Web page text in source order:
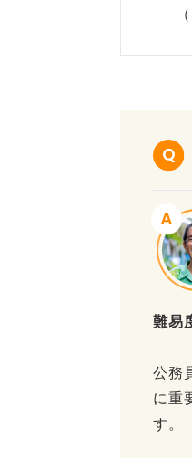
難易
公務
に重
す。